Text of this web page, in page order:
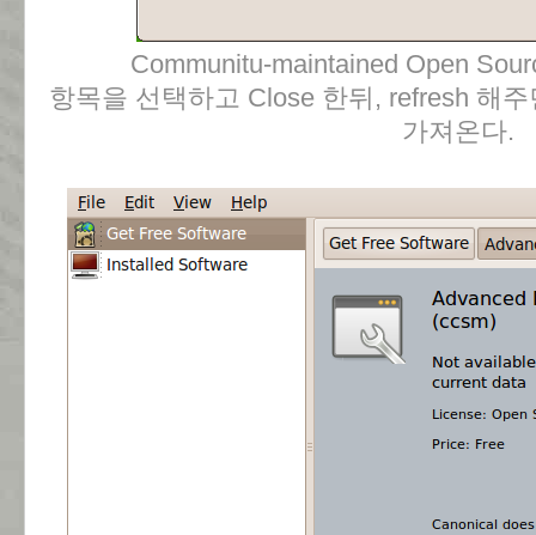
Communitu-maintained Open
항목을 선택하고 Close 한뒤, refresh 해
가져온다.